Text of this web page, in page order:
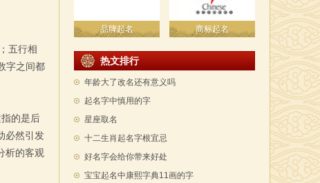
五行相
字之间都
的是后
必然引发
析的客观
品牌起名 商标起名
热文排行
年龄大了改名还有意义吗
起名字中慎用的字
星座取名
十二生肖起名字根宜忌
好名字会给你带来好处
宝宝起名中康熙字典11画的字